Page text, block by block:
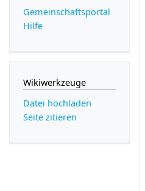
Gemeinschafts­portal
Hilfe
Wikiwerkzeuge
Datei hochladen
Seite zitieren